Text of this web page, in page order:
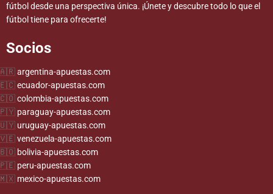
fútbol desde una perspectiva única. ¡Únete y descubre todo lo que el
fútbol tiene para ofrecerte!
Socios
argentina-apuestas.com
ecuador-apuestas.com
colombia-apuestas.com
paraguay-apuestas.com
uruguay-apuestas.com
venezuela-apuestas.com
bolivia-apuestas.com
peru-apuestas.com
mexico-apuestas.com